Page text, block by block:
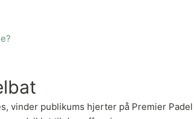
vinder publikums hjerter på Premier